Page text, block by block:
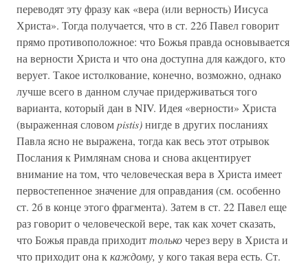
переводят эту фразу как «вера (или верность) Иисуса
Христа». Тогда получается, что в ст. 22б Павел говорит
прямо противоположное: что Божья правда основывается
на верности Христа и что она доступна для каждого, кто
верует. Такое истолкование, конечно, возможно, однако
лучше всего в данном случае придерживаться того
варианта, который дан в NIV. Идея «верности» Христа
(выраженная словомpistis)нигде в других посланиях
Павла ясно не выражена, тогда как весь этот отрывок
Послания к Римлянам снова и снова акцентирует
внимание на том, что человеческая вера в Христа имеет
первостепенное значение для оправдания (см. особенно
ст. 2б в конце этого фрагмента). Затем в ст. 22 Павел еще
раз говорит о человеческой вере, так как хочет сказать,
что Божья правда приходиттолькочерез веру в Христа и
что приходит она ккаждому, у кого такая вера есть. Ст.